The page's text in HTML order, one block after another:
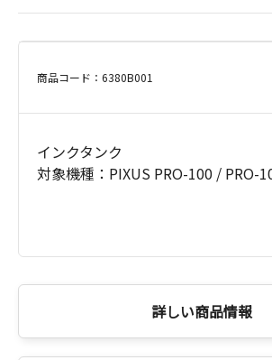
商品コード：6380B001
インクタンク
対象機種：PIXUS PRO-100 / PRO-
詳しい商品情報